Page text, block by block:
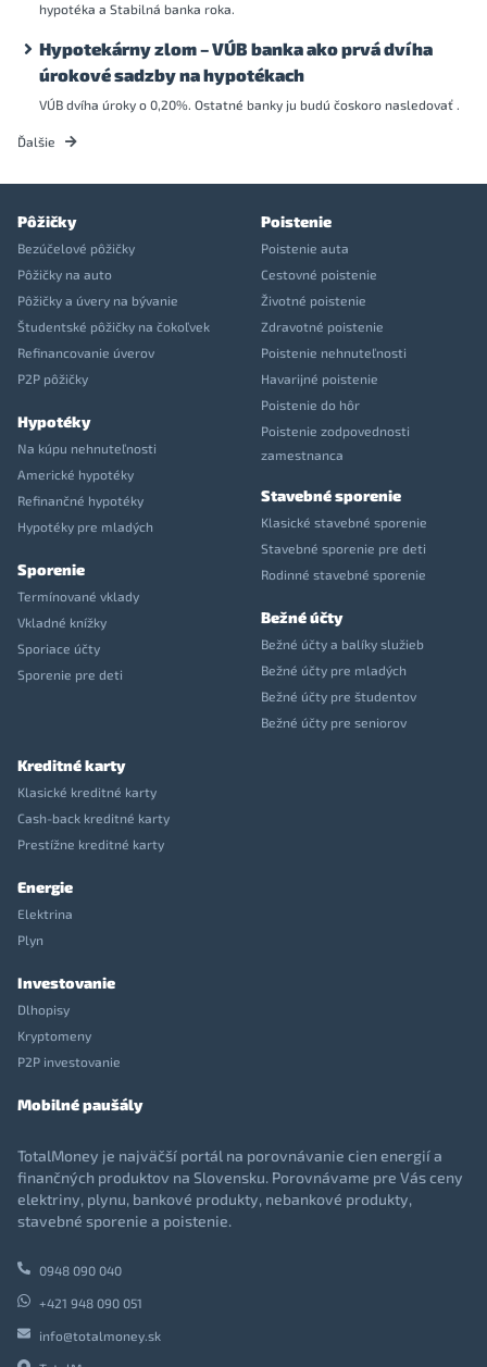
hypotéka a Stabilná banka roka.
Hypotekárny zlom – VÚB banka ako prvá dvíha
úrokové sadzby na hypotékach
VÚB dvíha úroky o 0,20%. Ostatné banky ju budú čoskoro nasledovať .
Ďalšie
Pôžičky
Bezúčelové pôžičky
Pôžičky na auto
Pôžičky a úvery na bývanie
Študentské pôžičky na čokoľvek
Refinancovanie úverov
P2P pôžičky
Hypotéky
Na kúpu nehnuteľnosti
Americké hypotéky
Refinančné hypotéky
Hypotéky pre mladých
Sporenie
Termínované vklady
Vkladné knížky
Sporiace účty
Sporenie pre deti
Poistenie
Poistenie auta
Cestovné poistenie
Životné poistenie
Zdravotné poistenie
Poistenie nehnuteľnosti
Havarijné poistenie
Poistenie do hôr
Poistenie zodpovednosti
zamestnanca
Stavebné sporenie
Klasické stavebné sporenie
Stavebné sporenie pre deti
Rodinné stavebné sporenie
Bežné účty
Bežné účty a balíky služieb
Bežné účty pre mladých
Bežné účty pre študentov
Bežné účty pre seniorov
Kreditné karty
Klasické kreditné karty
Cash-back kreditné karty
Prestížne kreditné karty
Energie
Elektrina
Plyn
Investovanie
Dlhopisy
Kryptomeny
P2P investovanie
Mobilné paušály
TotalMoney je najväčší portál na porovnávanie cien energií a
finančných produktov na Slovensku. Porovnávame pre Vás ceny
elektriny, plynu, bankové produkty, nebankové produkty,
stavebné sporenie a poistenie.
0948 090 040
+421 948 090 051
info@totalmoney.sk